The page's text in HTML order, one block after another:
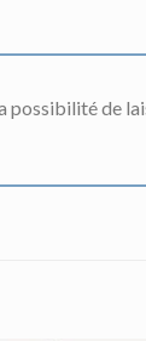
possibilité de